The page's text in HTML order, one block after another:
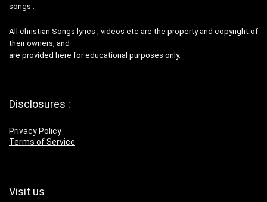
songs .
All christian Songs lyrics , videos etc are the property and copyright of
their owners, and
are provided here for educational purposes only.
Disclosures :
Privacy Policy
Terms of Service
Visit us